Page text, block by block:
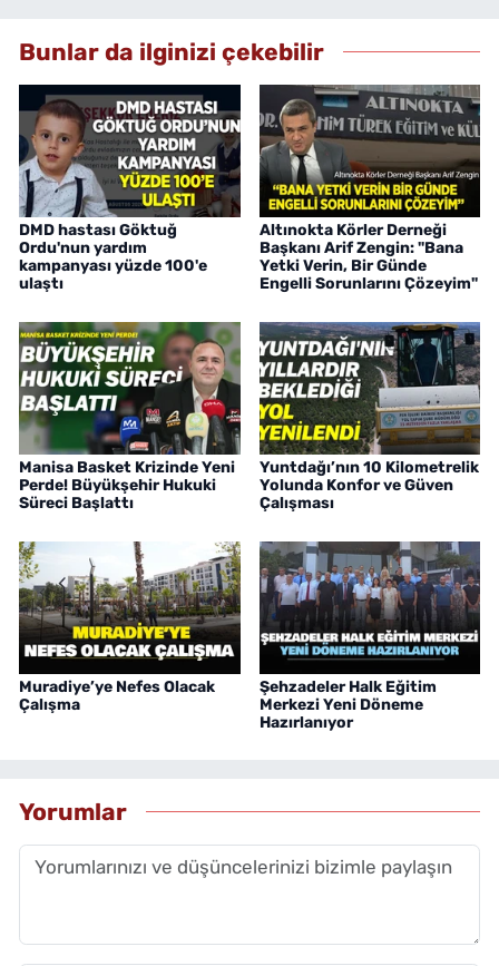
Bunlar da ilginizi çekebilir
DMD hastası Göktuğ
Ordu'nun yardım
kampanyası yüzde 100'e
ulaştı
Altınokta Körler Derneği
Başkanı Arif Zengin: "Bana
Yetki Verin, Bir Günde
Engelli Sorunlarını Çözeyim"
Manisa Basket Krizinde Yeni
Perde! Büyükşehir Hukuki
Süreci Başlattı
Yuntdağı’nın 10 Kilometrelik
Yolunda Konfor ve Güven
Çalışması
Muradiye’ye Nefes Olacak
Çalışma
Şehzadeler Halk Eğitim
Merkezi Yeni Döneme
Hazırlanıyor
Yorumlar